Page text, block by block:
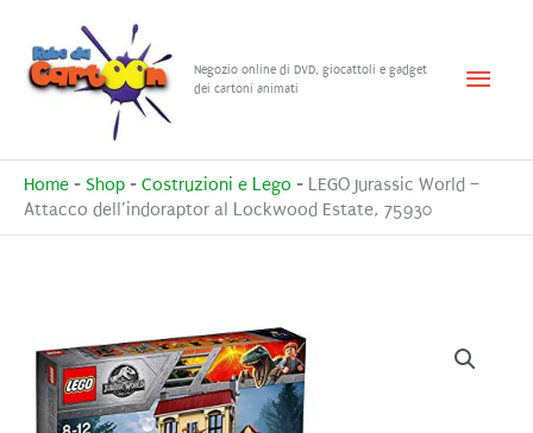
contenuto
Negozio online di DVD, giocattoli e gadget
dei cartoni animati
Menu
Home - Shop - Costruzioni e Lego - LEGO Jurassic World –
Attacco dell’indoraptor al Lockwood Estate, 75930